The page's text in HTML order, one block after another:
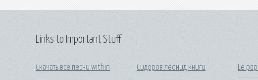
Links to Important Stuff
Скачать все песни within
Сидоров леонид книги
Le